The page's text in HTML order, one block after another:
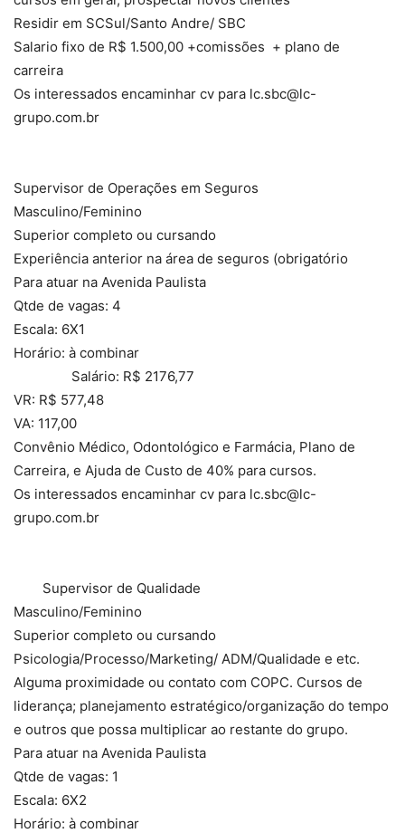
Residir em SCSul/Santo Andre/ SBC
Salario fixo de R$ 1.500,00 +comissões + plano de
carreira
Os interessados encaminhar cv para lc.sbc@lc-
grupo.com.br
Supervisor de Operações em Seguros
Masculino/Feminino
Superior completo ou cursando
Experiência anterior na área de seguros (obrigatório
Para atuar na Avenida Paulista
Qtde de vagas: 4
Escala: 6X1
Horário: à combinar
Salário: R$ 2176,77
VR: R$ 577,48
VA: 117,00
Convênio Médico, Odontológico e Farmácia, Plano de
Carreira, e Ajuda de Custo de 40% para cursos.
Os interessados encaminhar cv para lc.sbc@lc-
grupo.com.br
Supervisor de Qualidade
Masculino/Feminino
Superior completo ou cursando
Psicologia/Processo/Marketing/ ADM/Qualidade e etc.
Alguma proximidade ou contato com COPC. Cursos de
liderança; planejamento estratégico/organização do tempo
e outros que possa multiplicar ao restante do grupo.
Para atuar na Avenida Paulista
Qtde de vagas: 1
Escala: 6X2
Horário: à combinar